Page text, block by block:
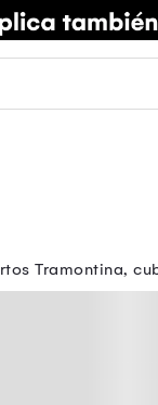
Tramontina,